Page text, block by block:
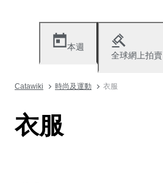
本週
全球網上拍賣
Catawiki 時尚及運動 衣服
衣服